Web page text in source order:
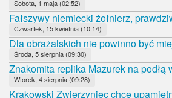
Sobota, 1 maja (02:52)
Fałszywy niemiecki żołnierz,
Czwartek, 15 kwietnia (10:14)
Dla obrażalskich nie powinno być
Środa, 5 sierpnia (09:30)
Znakomita replika Mazurek na podłą
Wtorek, 4 sierpnia (09:28)
Krakowski Zwierzyniec chce